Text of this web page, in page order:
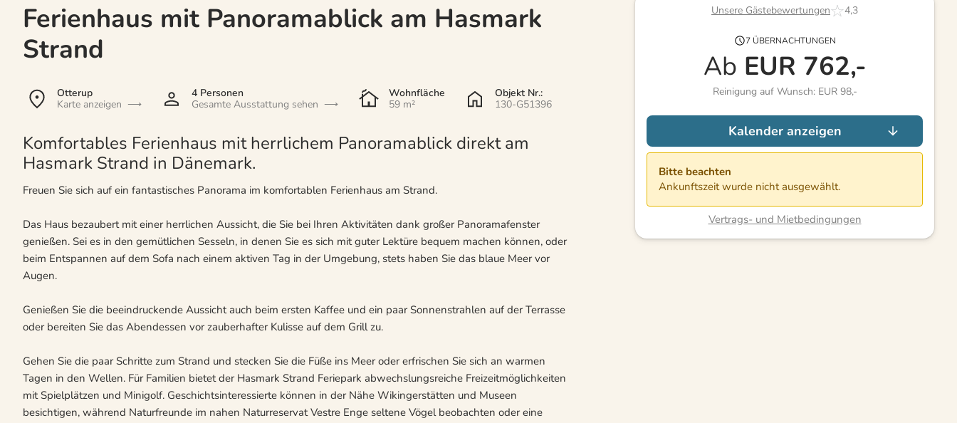
Ferienhaus mit Panoramablick am Hasmark
Strand
Otterup
Karte anzeigen
4 Personen
Gesamte Ausstattung sehen
Wohnfläche
59 m²
Objekt Nr.:
130-G51396
Komfortables Ferienhaus mit herrlichem Panoramablick direkt am
Hasmark Strand in Dänemark.
Freuen Sie sich auf ein fantastisches Panorama im komfortablen Ferienhaus am Strand.
Das Haus bezaubert mit einer herrlichen Aussicht, die Sie bei Ihren Aktivitäten dank großer Panoramafenster
genießen. Sei es in den gemütlichen Sesseln, in denen Sie es sich mit guter Lektüre bequem machen können, oder
beim Entspannen auf dem Sofa nach einem aktiven Tag in der Umgebung, stets haben Sie das blaue Meer vor
Augen.
Genießen Sie die beeindruckende Aussicht auch beim ersten Kaffee und ein paar Sonnenstrahlen auf der Terrasse
oder bereiten Sie das Abendessen vor zauberhafter Kulisse auf dem Grill zu.
Gehen Sie die paar Schritte zum Strand und stecken Sie die Füße ins Meer oder erfrischen Sie sich an warmen
Tagen in den Wellen. Für Familien bietet der Hasmark Strand Feriepark abwechslungsreiche Freizeitmöglichkeiten
mit Spielplätzen und Minigolf. Geschichtsinteressierte können in der Nähe Wikingerstätten und Museen
besichtigen, während Naturfreunde im nahen Naturreservat Vestre Enge seltene Vögel beobachten oder eine
Unsere Gästebewertungen 4,3
7 ÜBERNACHTUNGEN
Ab EUR 762,-
Reinigung auf Wunsch: EUR 98,-
Kalender anzeigen
Bitte beachten
Ankunftszeit wurde nicht ausgewählt.
Vertrags- und Mietbedingungen